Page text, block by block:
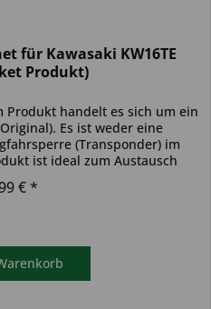
für Kawasaki KW16TE
Produkt)
Produkt handelt es sich um ein
Es ist weder eine
(Transponder) im
ist ideal zum Austausch
€ *